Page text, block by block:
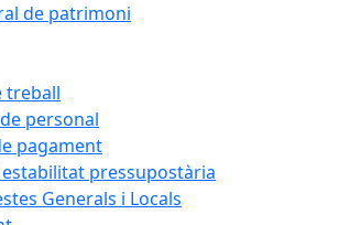
de patrimoni
treball
personal
pagament
pressupostària
Generals i Locals